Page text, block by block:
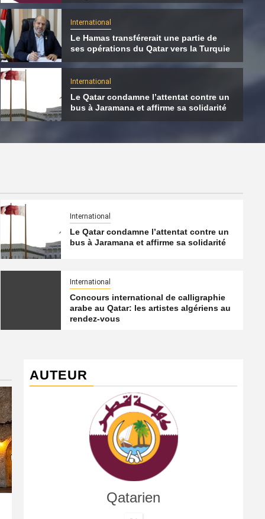
Tasje de poche, père peinard et
du Qatar… nos potins du 3 au 9
9 août 2026 Qatarien
International
Le Hamas transférerait une partie de
ses opérations du Qatar vers la Turquie
International
Le Qatar condamne l’attentat contre un
bus à Jaramana et affirme sa solidarité
International
Le Qatar condamne l’attentat contre un
bus à Jaramana et affirme sa solidarité
International
Concours international de calligraphie
arabe au Qatar: les artistes algériens au
rendez-vous
AUTEUR
Qatarien